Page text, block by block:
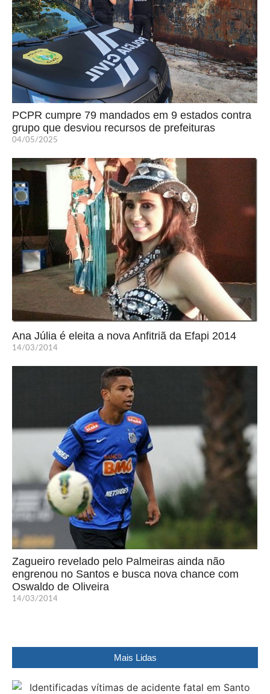
PCPR cumpre 79 mandados em 9 estados contra
grupo que desviou recursos de prefeituras
04/05/2025
Ana Júlia é eleita a nova Anfitriã da Efapi 2014
14/03/2014
Zagueiro revelado pelo Palmeiras ainda não
engrenou no Santos e busca nova chance com
Oswaldo de Oliveira
14/03/2014
Mais Lidas